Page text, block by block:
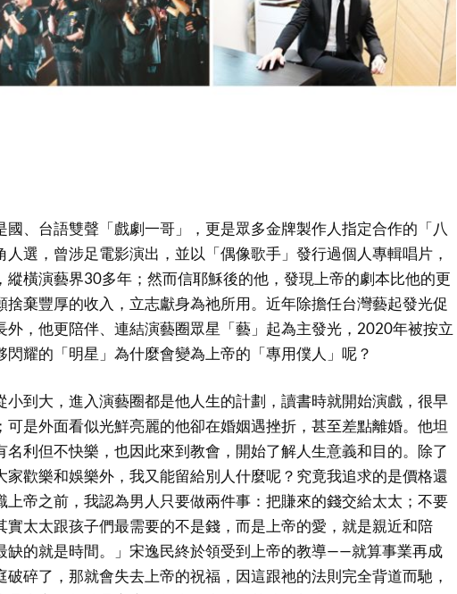
國、台語雙聲「戲劇一哥」，更是眾多金牌製作人指定合作的「八
人選，曾涉足電影演出，並以「偶像歌手」發行過個人專輯唱片，
縱橫演藝界30多年；然而信耶穌後的他，發現上帝的劇本比他的更
捨棄豐厚的收入，立志獻身為祂所用。近年除擔任台灣藝起發光促
外，他更陪伴、連結演藝圈眾星「藝」起為主發光，2020年被按立
閃耀的「明星」為什麼會變為上帝的「專用僕人」呢？
小到大，進入演藝圈都是他人生的計劃，讀書時就開始演戲，很早
可是外面看似光鮮亮麗的他卻在婚姻遇挫折，甚至差點離婚。他坦
名利但不快樂，也因此來到教會，開始了解人生意義和目的。除了
家歡樂和娛樂外，我又能留給別人什麼呢？究竟我追求的是價格還
上帝之前，我認為男人只要做兩件事：把賺來的錢交給太太；不要
實太太跟孩子們最需要的不是錢，而是上帝的愛，就是親近和陪
缺的就是時間。」宋逸民終於領受到上帝的教導——就算事業再成
破碎了，那就會失去上帝的祝福，因這跟祂的法則完全背道而馳，